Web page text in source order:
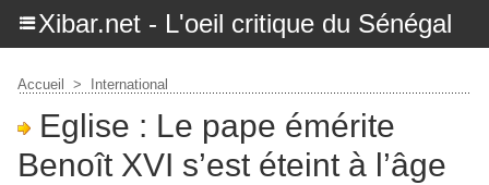
Xibar.net - L'oeil critique du Sénégal
Accueil > International
Eglise : Le pape émérite
Benoît XVI s’est éteint à l’âge